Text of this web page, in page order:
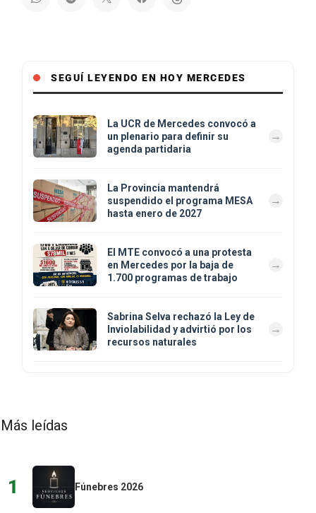
SEGUÍ LEYENDO EN HOY MERCEDES
La UCR de Mercedes convocó a
un plenario para definir su
agenda partidaria
La Provincia mantendrá
suspendido el programa MESA
hasta enero de 2027
El MTE convocó a una protesta
en Mercedes por la baja de
1.700 programas de trabajo
Sabrina Selva rechazó la Ley de
Inviolabilidad y advirtió por los
recursos naturales
Más leídas
1 Fúnebres 2026